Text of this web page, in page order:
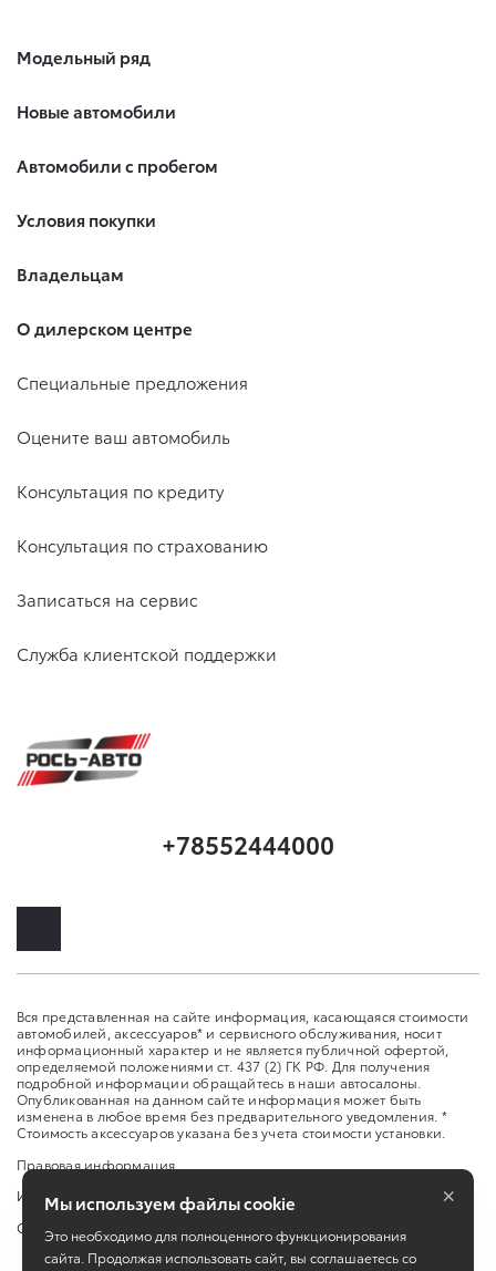
Модельный ряд
Новые автомобили
Автомобили с пробегом
Условия покупки
Владельцам
О дилерском центре
Специальные предложения
Оцените ваш автомобиль
Консультация по кредиту
Консультация по страхованию
Записаться на сервис
Служба клиентской поддержки
+78552444000
Вся представленная на сайте информация, касающаяся стоимости
автомобилей, аксессуаров* и сервисного обслуживания, носит
информационный характер и не является публичной офертой,
определяемой положениями ст. 437 (2) ГК РФ. Для получения
подробной информации обращайтесь в наши автосалоны.
Опубликованная на данном сайте информация может быть
изменена в любое время без предварительного уведомления. *
Стоимость аксессуаров указана без учета стоимости установки.
Правовая информация
Изменить настройку cookies
Сбросить cookie
Мы используем файлы cookie
Это необходимо для полноценного функционирования
сайта. Продолжая использовать сайт, вы соглашаетесь со
×